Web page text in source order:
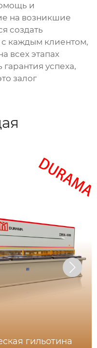
и
на возникшие
создать
каждым клиентом,
всех этапах
гарантия успеха,
залог
гильотина